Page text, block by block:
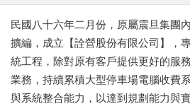
民國八十六年二月份，原屬震旦集團
擴編，成立【詮營股份有限公司】，
統工程，除對原有客戶提供更好的服
業務，持續累積大型停車場電腦收費
與系統整合能力，以達到規劃能力與